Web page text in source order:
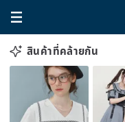
สินค้าที่คล้ายกัน